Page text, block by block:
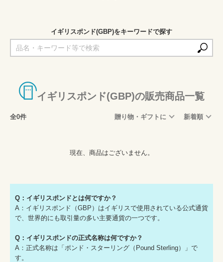
イギリスポンド(GBP)をキーワードで探す
イギリスポンド(GBP)の販売商品一覧
全0件 贈り物・ギフトに 新着順
現在、商品はございません。
Q：イギリスポンドとは何ですか？
A：イギリスポンド（GBP）はイギリスで使用されている公式通貨
で、世界的にも取引量の多い主要通貨の一つです。
Q：イギリスポンドの正式名称は何ですか？
A：正式名称は「ポンド・スターリング（Pound Sterling）」で
す。